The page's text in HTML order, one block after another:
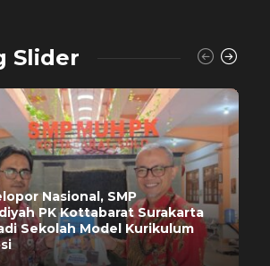
Slider
Nasional, SMP
PK Kottabarat Surakarta
Sekolah Model Kurikulum